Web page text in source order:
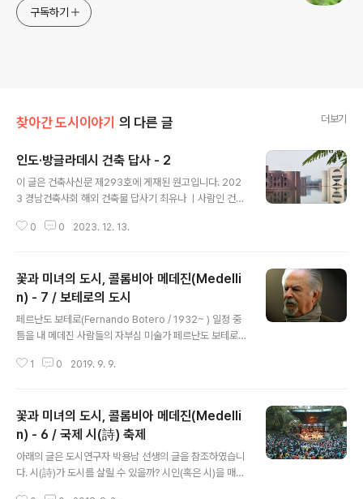
구독하기
찾아간 도시이야기 의 다른 글 더보기
인도·방글라데시 건축 답사 - 2
이 글은 건축사신문 제293호에 게재된 원고입니다. 202
3 경남건축사회 해외 건축물 답사기 최유나 ㅣ사람인 건축
동이 채 가시기도 전 인도에서 가장 오래된 도시 중 하나이
고 갠지스 강의 가트에서 행해지고 있는 영혼을 달래는 의
식인 아르띠푸자를 보러 갔다. 우리가 타고 간 릭샤는 한국
말로 인력거로, 바퀴의 동력원이 사람이고, 자전거 뒤에 두
명 정도가 앉을 수 있는 자리가 있다. 앉을 수 있는 자리가
높아서 걸어갈 때보다 주변이 더 잘 보이고, 차가 들어가지
못하는 좁은 길도 갈 수 있었다. 릭샤꾼의 땀에 젖은 뒷모습
0 0 2023. 12. 13.
꽃과 미녀의 도시, 콜롬비아 메데진(Medelli
n) - 7 / 보테로의 도시
페르난도 보테로(Fernando Botero / 1932~ ) 일정 중
틈을 내 메데진 사람들의 자부심 미술가 페르난도 보테로(F
ero)는 콜롬비아의 화가이자 조각가이다. 투우사 양성학
마르코, 보고타의 국립미술대학에서 공부하였다. 부풀려진
인물과 독특한 양감이 드러나는 정물 등을 통해 특유의 유
머감각과 남미의 정서를 표현한다는 평가를 받고 있다. 과
장된 인체 비례와 뚱뚱한 모습으로 묘사된 인물 그림으로
유명하며 모나리자를 패러디한 아래 그림은 보테로의 대표
1 0 2019. 9. 9.
꽃과 미녀의 도시, 콜롬비아 메데진(Medelli
n) - 6 / 국제 시(詩) 축제
아래의 글은 도시연구자 박용남 선생의 글을 참조하였습니
다. 시(詩)가 도시를 살릴 수 있을까? 시인(혹은 시)을 매개